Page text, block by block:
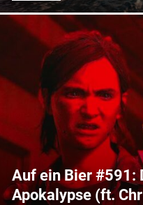
Auf ein Bier #591:
Apokalypse (ft.